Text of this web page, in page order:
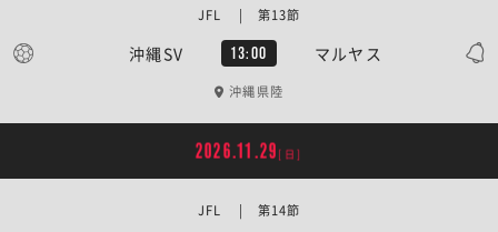
沖縄SV 13:00 マルヤス
JFL | 第13節
沖縄県陸
2026.11.29 [日]
JFL | 第14節